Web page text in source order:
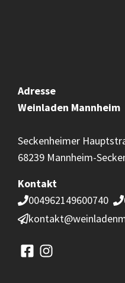
Adresse
Weinladen Mannheim
Seckenheimer
68239 Mannheim-
Kontakt
004962149600740